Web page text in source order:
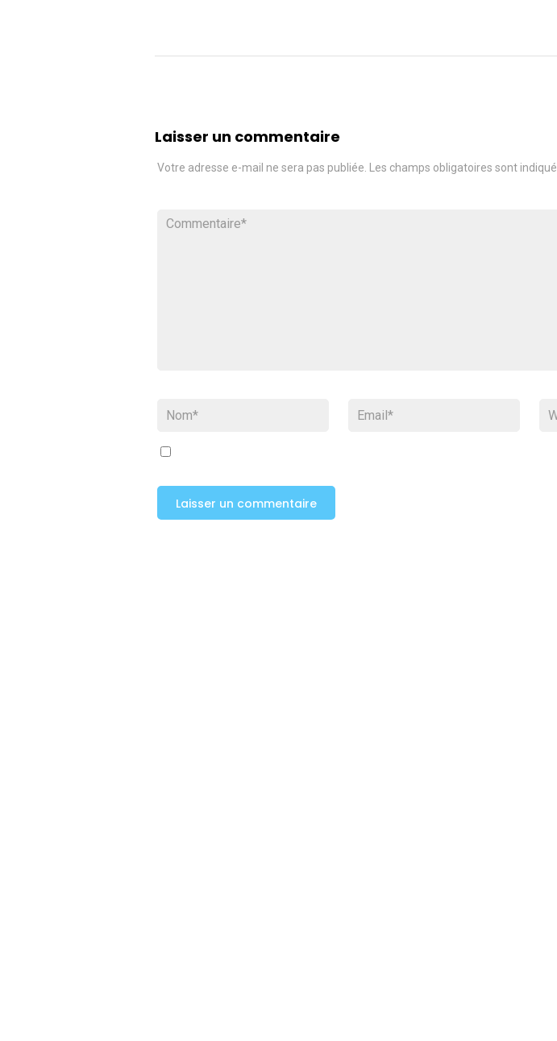
Laisser un commentaire
Votre adresse e-mail ne sera pas publiée. Les champs obligatoires sont